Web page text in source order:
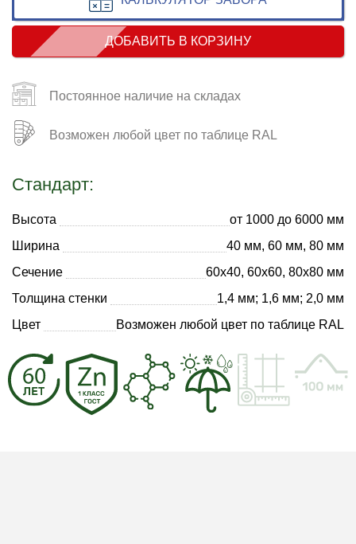
ДОБАВИТЬ В КОРЗИНУ
Постоянное наличие на складах
Возможен любой цвет по таблице RAL
Стандарт:
Высота
от 1000 до 6000 мм
Ширина
40 мм, 60 мм, 80 мм
Сечение
60х40, 60х60, 80х80 мм
Толщина стенки
1,4 мм; 1,6 мм; 2,0 мм
Цвет
Возможен любой цвет по таблице RAL